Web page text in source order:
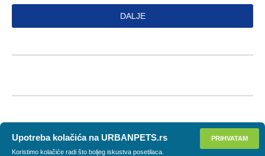
DALJE
PRIHVATAM
Upotreba kolačića na URBANPETS.rs
Koristimo kolačiće radi što boljeg iskustva posetilaca.